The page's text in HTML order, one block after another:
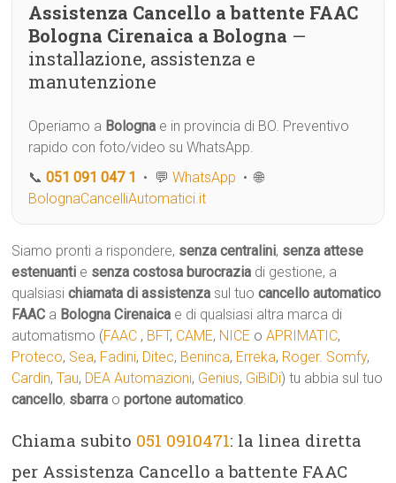
Assistenza Cancello a battente FAAC
Bologna Cirenaica a Bologna —
installazione, assistenza e
manutenzione
Operiamo a Bologna e in provincia di BO. Preventivo
rapido con foto/video su WhatsApp.
📞051 091 047 1 • 💬WhatsApp • 🌐
BolognaCancelliAutomatici.it
Siamo pronti a rispondere, senza centralini, senza attese
estenuanti e senza costosa burocrazia di gestione, a
qualsiasichiamata di assistenza sul tuocancello automatico
FAAC a Bologna Cirenaica e di qualsiasi altra marca di
automatismo (FAAC , BFT, CAME, NICE oAPRIMATIC,
Proteco, Sea, Fadini, Ditec, Beninca, Erreka, Roger. Somfy,
Cardin,Tau, DEA Automazioni, Genius, GiBiDi) tu abbia sul tuo
cancello, sbarra oportone automatico.
Chiama subito 051 0910471: la linea diretta
per Assistenza Cancello a battente FAAC